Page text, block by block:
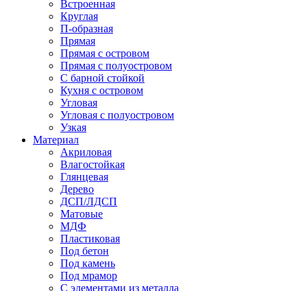
Встроенная
Круглая
П-образная
Прямая
Прямая с островом
Прямая с полуостровом
С барной стойкой
Кухня с островом
Угловая
Угловая с полуостровом
Узкая
Материал
Акриловая
Влагостойкая
Глянцевая
Дерево
ДСП/ЛДСП
Матовые
МДФ
Пластиковая
Под бетон
Под камень
Под мрамор
С элементами из металла